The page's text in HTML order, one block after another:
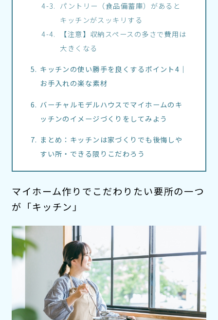
パントリー（食品備蓄庫）があると
キッチンがスッキリする
【注意】収納スペースの多さで費用は
大きくなる
キッチンの使い勝手を良くするポイント4｜
お手入れの楽な素材
バーチャルモデルハウスでマイホームのキ
ッチンのイメージづくりをしてみよう
まとめ：キッチンは家づくりでも後悔しや
すい所・できる限りこだわろう
マイホーム作りでこだわりたい要所の一つ
が「キッチン」